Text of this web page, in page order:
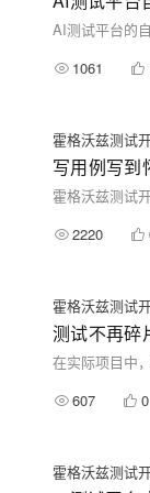
1061
霍格沃兹测试
写用例写到
2220
霍格沃兹测试
测试不再碎
607 0
霍格沃兹测试